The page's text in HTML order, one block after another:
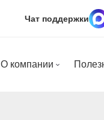
Чат поддержки
О компании